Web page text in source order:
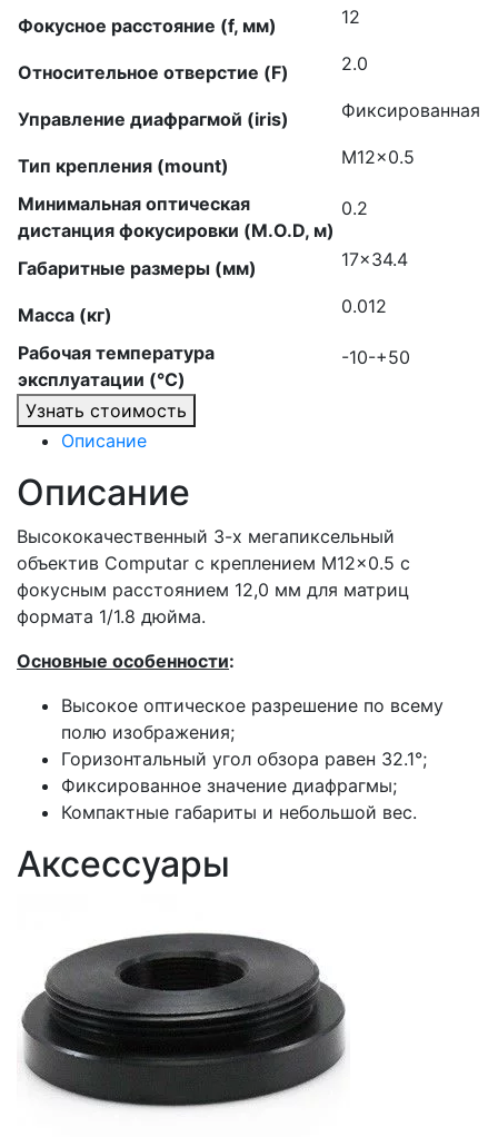
Фокусное расстояние (f, мм) 12
Относительное отверстие (F) 2.0
Управление диафрагмой (iris) Фиксированная
Тип крепления (mount) M12x0.5
Минимальная оптическая
дистанция фокусировки (M.O.D, м)
0.2
Габаритные размеры (мм) 17×34.4
Масса (кг) 0.012
Рабочая температура
эксплуатации (°C)
-10-+50
Узнать стоимость
Описание
Описание
Высококачественный 3-х мегапиксельный
объектив Computar с креплением M12x0.5 с
фокусным расстоянием 12,0 мм для матриц
формата 1/1.8 дюйма.
Основные особенности:
Высокое оптическое разрешение по всему
полю изображения;
Горизонтальный угол обзора равен 32.1°;
Фиксированное значение диафрагмы;
Компактные габариты и небольшой вес.
Аксессуары